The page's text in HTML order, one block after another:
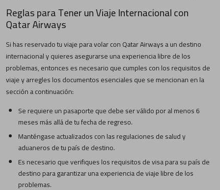
Reglas para Tener un Viaje Internacional con
Qatar Airways
Si has reservado tu viaje para volar con Qatar Airways a un destino
internacional y quieres asegurarse una experiencia libre de los
problemas, entonces es necesario que cumples con los requisitos de
viaje y arregles los documentos esenciales que se mencionan en la
sección a continuación:
Se requiere un pasaporte que debe ser válido por al menos 6
meses más allá de tu fecha de regreso.
Manténgase actualizados con las regulaciones de salud y
aduaneros de tu país de destino.
Es necesario que verifiques los requisitos de visa para su país de
destino para garantizar una experiencia de viaje libre de los
problemas.